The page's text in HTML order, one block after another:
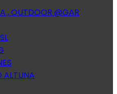
, OUTDOOR @GAR
ALTUNA